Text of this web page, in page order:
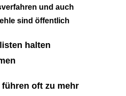
und auch
sind öffentlich
halten
führen oft zu mehr